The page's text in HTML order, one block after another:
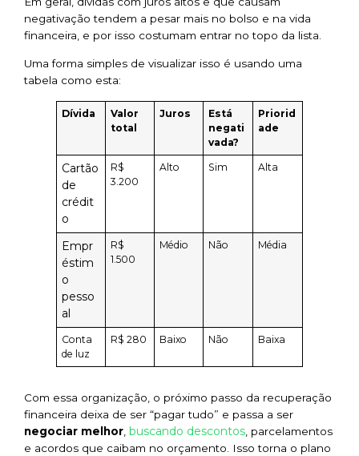
negativação tendem a pesar mais no bolso e na vida
financeira, e por isso costumam entrar no topo da lista.
Uma forma simples de visualizar isso é usando uma
tabela como esta:
Dívida
Valor
total
Juros
Está
negati
vada?
Priorid
ade
Cartão
de
crédit
o
R$
3.200
Alto Sim Alta
Empr
éstim
o
pesso
al
R$
1.500
Médio Não Média
Conta
de luz
R$ 280 Baixo Não Baixa
Com essa organização, o próximo passo da recuperação
financeira deixa de ser “pagar tudo” e passa a ser
negociar melhor buscando descontos , parcelamentos
e acordos que caibam no orçamento. Isso torna o plano